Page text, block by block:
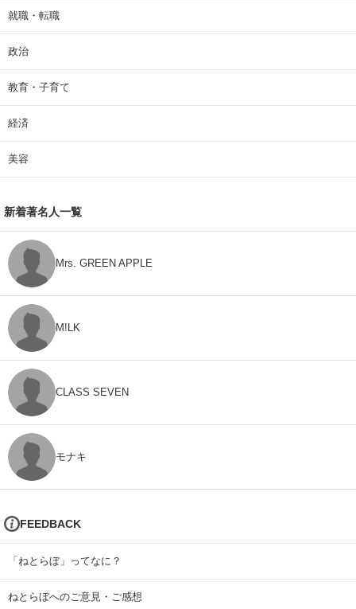
就職・転職
政治
教育・子育て
経済
美容
新着著名人一覧
Mrs. GREEN APPLE
M!LK
CLASS SEVEN
モナキ
FEEDBACK
「ねとらぼ」ってなに？
ねとらぼへのご意見・ご感想